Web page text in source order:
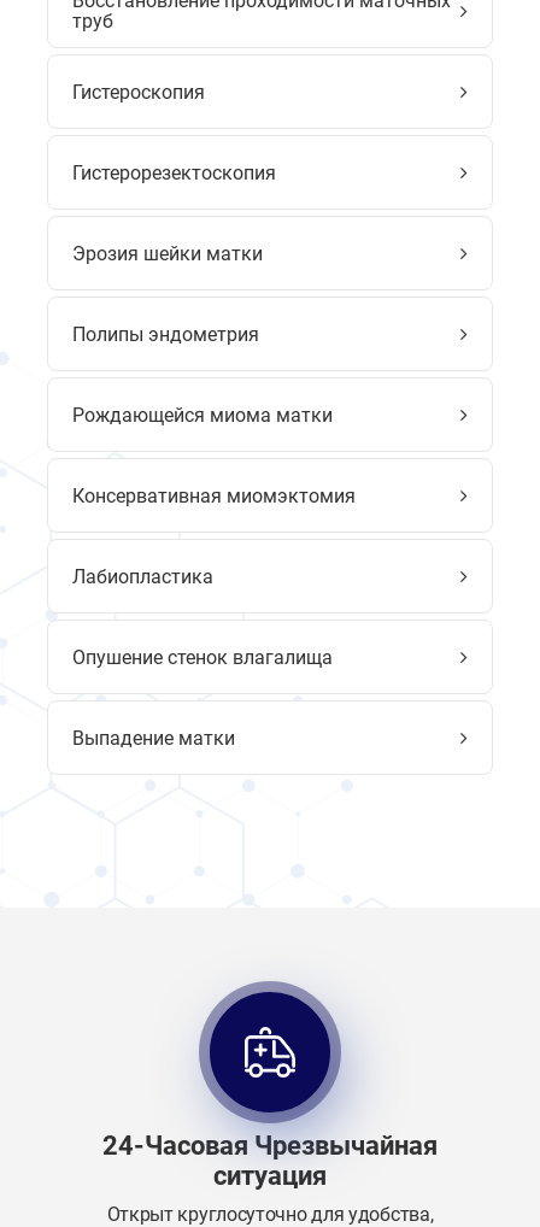
труб
Гистероскопия
Гистерорезектоскопия
Эрозия шейки матки
Полипы эндометрия
Рождающейся миома матки
Консервативная миомэктомия
Лабиопластика
Опушение стенок влагалища
Выпадение матки
24-Часовая Чрезвычайная
ситуация
Открыт круглосуточно для удобства,